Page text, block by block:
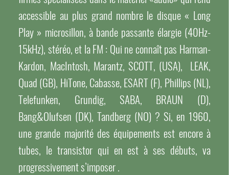
accessible au plus grand nombre le disque « Long
Play » microsillon, à bande passante élargie (40Hz-
15kHz), stéréo, et la FM : Qui ne connaît pas Harman-
Kardon, MacIntosh, Marantz, SCOTT, (USA), LEAK,
Quad (GB), HiTone, Cabasse, ESART (F), Phillips (NL),
Telefunken, Grundig, SABA, BRAUN (D),
Bang&Olufsen (DK), Tandberg (NO) ? Si, en 1960,
une grande majorité des équipements est encore à
tubes, le transistor qui en est à ses débuts, va
progressivement s’imposer .